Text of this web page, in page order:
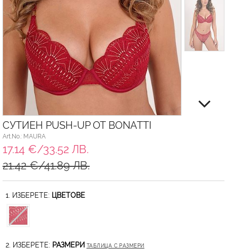
СУТИЕН PUSH-UP ОТ BONATTI
Art.No.: MAURA
17.14 €/33.52 ЛВ.
21.42 €/41.89 ЛВ.
1. ИЗБЕРЕТЕ: ЦВЕТОВЕ
2. ИЗБЕРЕТЕ: РАЗМЕРИ ТАБЛИЦА С РАЗМЕРИ